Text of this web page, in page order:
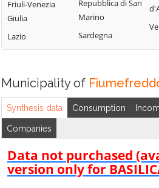
Calopezzati
Cariati
Carolei
Carpanzano
Casali del Manco
Cassano all'Ionio
Castiglione
Luzzi
Mandatoriccio
Mangone
Marano
Marano
Principato
Marzi
San
San
Friuli-Venezia
Giulia
Lazio
Repubblica di San
Marino
Sardegna
Municipality of
Synthesis data Consumption
Companies
Data not purchased
version only for